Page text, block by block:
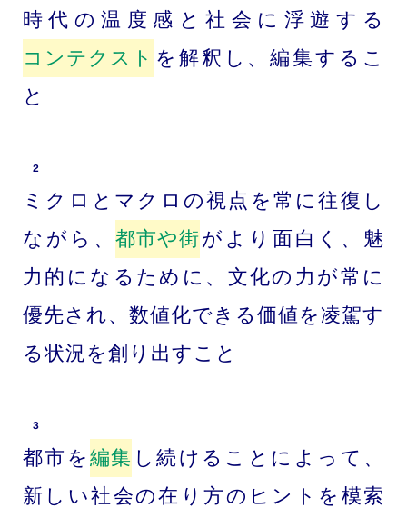
時代の温度感と社会に浮遊する
コンテクスト を解釈し、編集するこ
と
2
ミクロとマクロの視点を常に往復し
ながら、都市や街がより面白く、魅
力的になるために、文化の力が常に
優先され、数値化できる価値を凌駕す
る状況を創り出すこと
3
都市を編集 し続けることによって、
新しい社会の在り方のヒントを模索